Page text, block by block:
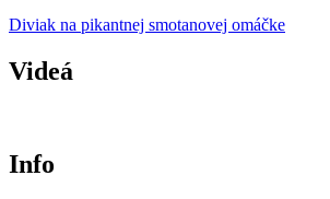
Diviak na pikantnej smotanovej omáčke
Videá
Info